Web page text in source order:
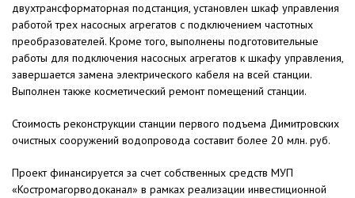
двухтрансформаторная подстанция, установлен шкаф управления
работой трех насосных агрегатов с подключением частотных
преобразователей. Кроме того, выполнены подготовительные
работы для подключения насосных агрегатов к шкафу управления,
завершается замена электрического кабеля на всей станции.
Выполнен также косметический ремонт помещений станции.
Стоимость реконструкции станции первого подъема Димитровских
очистных сооружений водопровода составит более 20 млн. руб.
Проект финансируется за счет собственных средств МУП
«Костромагорводоканал» в рамках реализации инвестиционной